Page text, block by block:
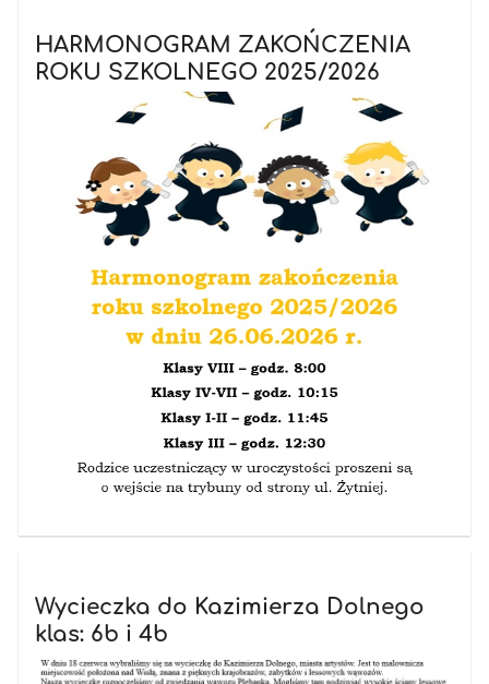
HARMONOGRAM ZAKOŃCZENIA
ROKU SZKOLNEGO 2025/2026
Wycieczka do Kazimierza Dolnego
klas: 6b i 4b